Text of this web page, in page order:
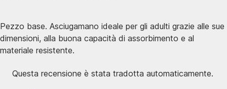
Pezzo base. Asciugamano ideale per gli adulti grazie alle sue
dimensioni, alla buona capacità di assorbimento e al
materiale resistente.
Questa recensione è stata tradotta automaticamente.